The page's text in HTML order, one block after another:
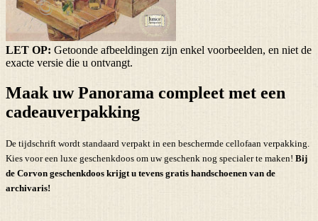
LET OP: Getoonde afbeeldingen zijn enkel voorbeelden, en niet de
exacte versie die u ontvangt.
Maak uw Panorama compleet met een
cadeauverpakking
De tijdschrift wordt standaard verpakt in een beschermde cellofaan verpakking.
Kies voor een luxe geschenkdoos om uw geschenk nog specialer te maken! Bij
de Corvon geschenkdoos krijgt u tevens gratis handschoenen van de
archivaris!